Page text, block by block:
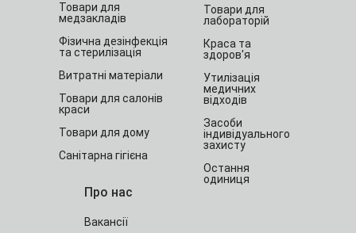
Товари для
медзакладів
Фізична дезінфекція
та стерилізація
Витратні матеріали
Товари для салонів
краси
Товари для дому
Санітарна гігієна
Товари для
лабораторій
Краса та
здоров'я
Утилізація
медичних
відходів
Засоби
індивідуального
захисту
Остання
одиниця
Про нас
Вакансії